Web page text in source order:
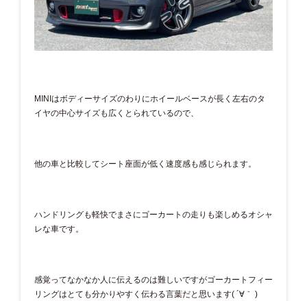
MINIはボディーサイズのわりにホイールベースが長く左右のタ
イヤの中心サイズも広くとられているので、
他の車と比較してシート座面が低く速度感も感じられます。
ハンドリングも軽快でまさにゴーカートの走りも楽しめるオシャ
レな車です。
感覚ってなかなか人に伝えるのは難しいですがゴーカートフィー
リングはとても分かりやすく伝わる言葉だと思います( ´∀｀ )